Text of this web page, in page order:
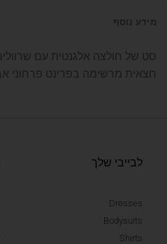
מידע נוסף
סט של חולצה אלגנטית עם
חצאית מרשימה בפרינט פרחוני
לבייבי שלך
Dresses
Bodysuits
Shirts